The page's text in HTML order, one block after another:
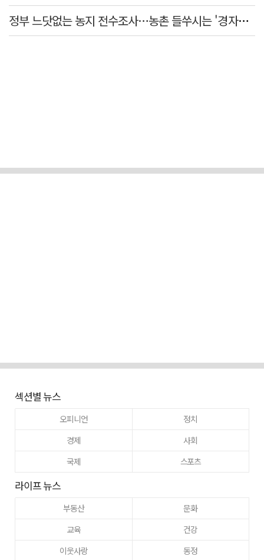
정부 느닷없는 농지 전수조사…농촌 들쑤시는 '경자유전'의 칼날
섹션별 뉴스
오피니언
정치
경제
사회
국제
스포츠
라이프 뉴스
부동산
문화
교육
건강
이웃사랑
동정